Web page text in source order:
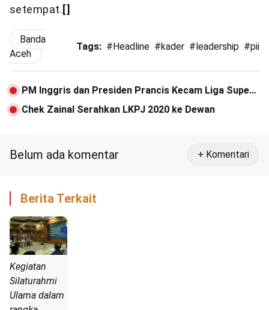
setempat.[]
Banda
Aceh
Tags: # Headline #kader # leadership #pii
PM Inggris dan Presiden Prancis Kecam Liga Super
Eropa
Chek Zainal Serahkan LKPJ 2020 ke Dewan
Belum ada komentar + Komentari
Berita Terkait
Kegiatan
Silaturahmi
Ulama dalam